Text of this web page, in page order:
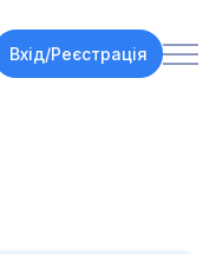
Вхід/Реєстрація